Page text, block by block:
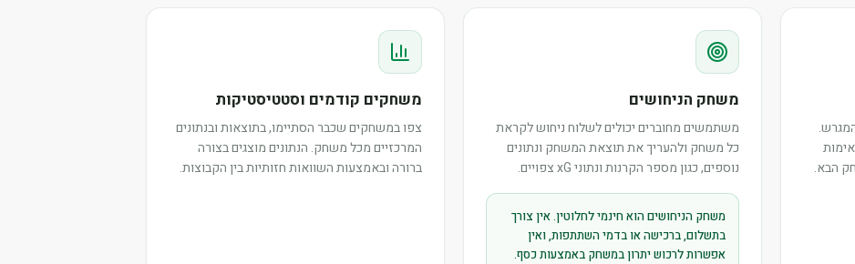
הבא.
משחק הניחושים
משתמשים מחוברים יכולים לשלוח ניחוש לקראת
כל משחק ולהעריך את תוצאת המשחק ונתונים
נוספים, כגון מספר הקרנות ונתוני xG צפויים.
משחק הניחושים הוא חינמי לחלוטין. אין צורך
בתשלום, ברכישה או בדמי השתתפות, ואין
אפשרות לרכוש יתרון במשחק באמצעות כסף.
משחקים קודמים וסטטיסטיקות
צפו במשחקים שכבר הסתיימו, בתוצאות ובנתונים
המרכזיים מכל משחק. הנתונים מוצגים בצורה
ברורה ובאמצעות השוואות חזותיות בין הקבוצות.